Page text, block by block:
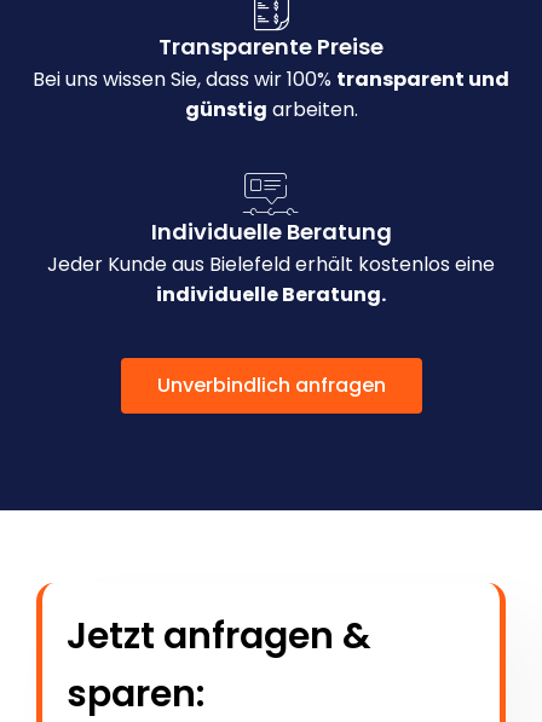
Transparente Preise
Bei uns wissen Sie, dass wir 100% transparent und
günstig arbeiten.
Individuelle Beratung
Jeder Kunde aus Bielefeld erhält kostenlos eine
individuelle Beratung.
Unverbindlich anfragen
Jetzt anfragen &
sparen: